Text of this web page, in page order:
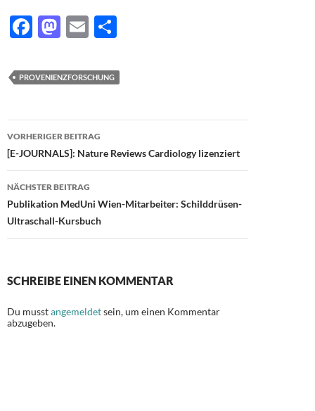
F
e
o
o
k
M
to
o
n
E
ail le
PROVENIENZFORSCHUNG
Beitragsnavigation
VORHERIGER BEITRAG
[E-JOURNALS]: Nature Reviews Cardiology lizenziert
NÄCHSTER BEITRAG
Publikation MedUni Wien-Mitarbeiter: Schilddrüsen-
Ultraschall-Kursbuch
SCHREIBE EINEN KOMMENTAR
Du musstangemeldetsein, um einen Kommentar
abzugeben.